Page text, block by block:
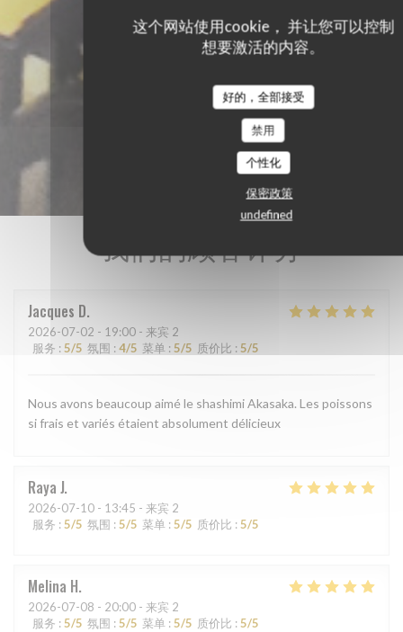
这个网站使用cookie， 并让您可以控制
想要激活的内容。
好的，全部接受
禁用
个性化
保密政策
undefined
我们的顾客评分
Jacques D
2026-07-02 - 19:00 - 来宾 2
服务 : 5/5 氛围 : 4/5 菜单 : 5/5 质价比 : 5/5
Nous avons beaucoup aimé le shashimi Akasaka. Les poissons
si frais et variés étaient absolument délicieux
Raya J
2026-07-10 - 13:45 - 来宾 2
服务 : 5/5 氛围 : 5/5 菜单 : 5/5 质价比 : 5/5
Melina H
2026-07-08 - 20:00 - 来宾 2
服务 : 5/5 氛围 : 5/5 菜单 : 5/5 质价比 : 5/5